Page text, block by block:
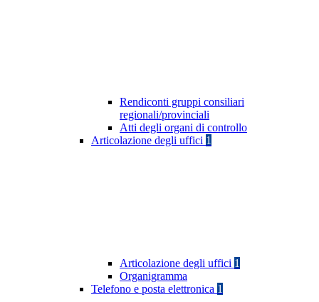
Rendiconti gruppi consiliari
regionali/provinciali
Atti degli organi di controllo
Articolazione degli uffici 1
Articolazione degli uffici 1
Organigramma
Telefono e posta elettronica 1